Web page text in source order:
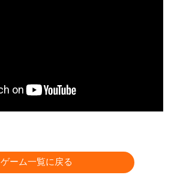
ゲーム一覧に戻る